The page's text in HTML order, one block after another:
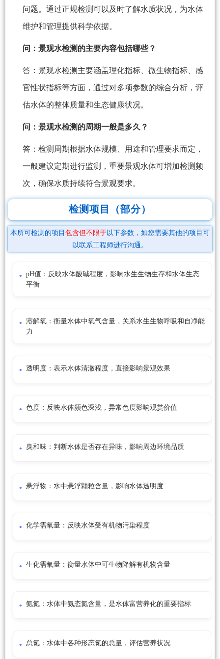
问题。通过正规检测可以及时了解水质状况，为水体
维护和管理提供科学依据。
问：景观水检测的主要内容包括哪些？
答：景观水检测主要涵盖理化指标、微生物指标、感
官性状指标等方面，通过对多项参数的综合分析，评
估水体的整体质量和生态健康状况。
问：景观水检测的周期一般是多久？
答：检测周期根据水体规模、用途和管理要求而定，
一般建议定期进行监测，重要景观水体可增加检测频
次，确保水质持续符合景观要求。
检测项目（部分）
本所可检测的项目 包含但不限于以下参数，如您需要其他的项目可
以联系工程师进行沟通。
pH值：反映水体酸碱程度，影响水生生物生存和水体生态
平衡
溶解氧：衡量水体中氧气含量，关系水生生物呼吸和自净能
力
透明度：表示水体清澈程度，直接影响景观效果
色度：反映水体颜色深浅，异常色度影响观赏价值
臭和味：判断水体是否存在异味，影响周边环境品质
悬浮物：水中悬浮颗粒含量，影响水体透明度
化学需氧量：反映水体受有机物污染程度
生化需氧量：衡量水体中可生物降解有机物含量
氨氮：水体中氨态氮含量，是水体富营养化的重要指标
总氮：水体中各种形态氮的总量，评估营养状况